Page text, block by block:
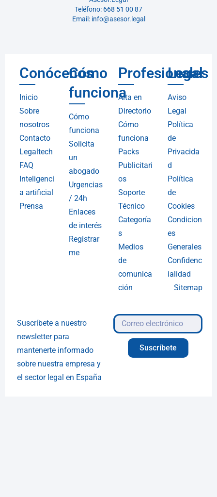
Teléfono: 668 51 00 87
Email: info@asesor.legal
Conócenos
Inicio
Sobre
nosotros
Contacto
Legaltech
FAQ
Inteligenci
a artificial
Prensa
Cómo
funciona
Cómo
funciona
Solicita
un
abogado
Urgencias
/ 24h
Enlaces
de interés
Registrar
me
Profesionales
Alta en
Directorio
Cómo
funciona
Packs
Publicitari
os
Soporte
Técnico
Categoría
s
Medios
de
comunica
ción
Legal
Aviso
Legal
Política
de
Privacida
d
Política
de
Cookies
Condicion
es
Generales
Confidenc
ialidad
Sitemap
Suscríbete a nuestro
newsletter para
mantenerte informado
sobre nuestra empresa y
el sector legal en España
Suscríbete